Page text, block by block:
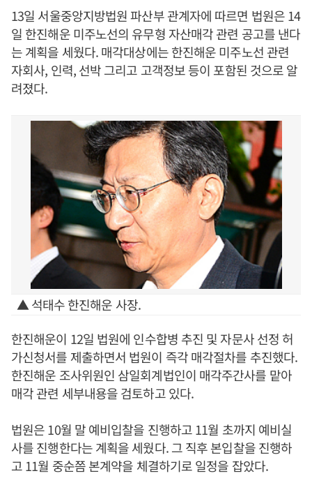
13일 서울중앙지방법원 파산부 관계자에 따르면 법원은 14
일 한진해운 미주노선의 유무형 자산매각 관련 공고를 낸다
는 계획을 세웠다. 매각대상에는 한진해운 미주노선 관련
자회사, 인력, 선박 그리고 고객정보 등이 포함된 것으로 알
려졌다.
▲ 석태수 한진해운 사장.
한진해운이 12일 법원에 인수합병 추진 및 자문사 선정 허
가신청서를 제출하면서 법원이 즉각 매각절차를 추진했다.
한진해운 조사위원인 삼일회계법인이 매각주간사를 맡아
매각 관련 세부내용을 검토하고 있다.
법원은 10월 말 예비입찰을 진행하고 11월 초까지 예비실
사를 진행한다는 계획을 세웠다. 그 직후 본입찰을 진행하
고 11월 중순쯤 본계약을 체결하기로 일정을 잡았다.